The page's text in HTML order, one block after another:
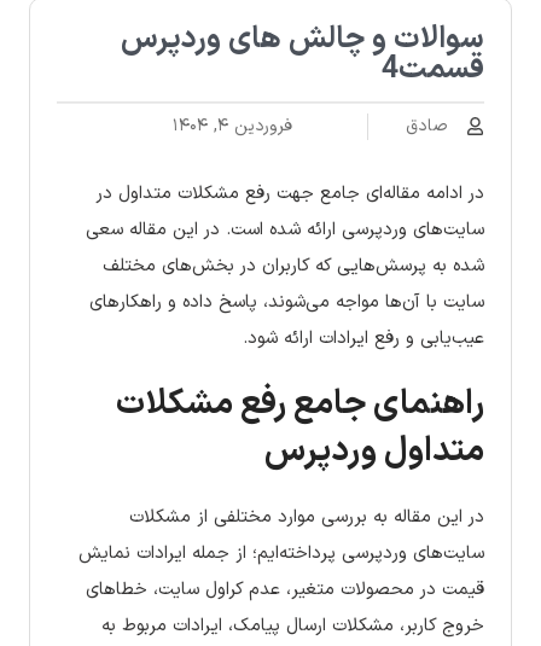
سوالات و چالش های وردپرس
قسمت4
صادق فروردین ۴, ۱۴۰۴
در ادامه مقاله‌ای جامع جهت رفع مشکلات متداول در
سایت‌های وردپرسی ارائه شده است. در این مقاله سعی
شده به پرسش‌هایی که کاربران در بخش‌های مختلف
سایت با آن‌ها مواجه می‌شوند، پاسخ داده و راهکارهای
عیب‌یابی و رفع ایرادات ارائه شود.
راهنمای جامع رفع مشکلات
متداول وردپرس
در این مقاله به بررسی موارد مختلفی از مشکلات
سایت‌های وردپرسی پرداخته‌ایم؛ از جمله ایرادات نمایش
قیمت در محصولات متغیر، عدم کراول سایت، خطاهای
خروج کاربر، مشکلات ارسال پیامک، ایرادات مربوط به